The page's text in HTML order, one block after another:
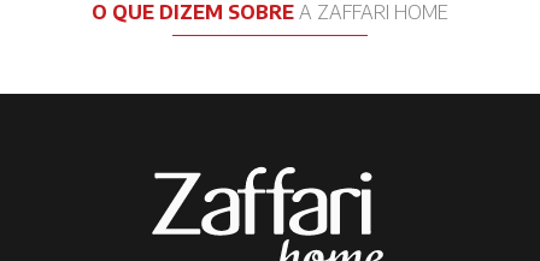
O QUE DIZEM SOBRE A ZAFFARI HOME